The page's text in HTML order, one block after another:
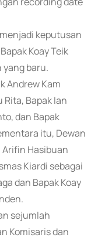
keputusan
Koay Teik
yang baru.
Andrew Kam
Bapak Ian
dan Bapak
itu, Dewan
Arifin Hasibuan
Kiardi sebagai
dan Bapak Koay
sejumlah
Komisaris dan